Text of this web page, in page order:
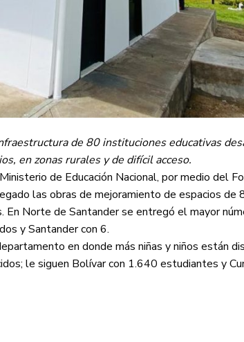
de 80 instituciones educativas
en zonas rurales y de difícil acceso.
de Educación Nacional, por medio del
las obras de mejoramiento de espacios de
Norte de Santander se entregó el mayor
y Santander con 6.
en donde más niñas y niños están
le siguen Bolívar con 1.640 estudiantes y